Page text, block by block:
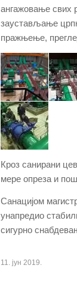
ангажовање свих
заустављање
пражњење,
Кроз санирани
мере опреза и
Санацијом
унапредио
сигурно
11. јун 2019.